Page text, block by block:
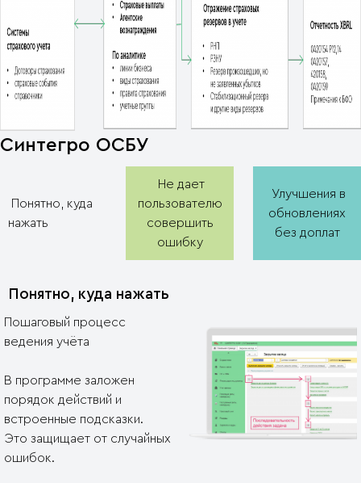
Синтегро ОСБУ
Понятно, куда
нажать
Не дает
пользователю
совершить
ошибку
Улучшения в
обновлениях
без доплат
Понятно, куда нажать
Пошаговый процесс
ведения учёта
В программе заложен
порядок действий и
встроенные подсказки.
Это защищает от случайных
ошибок.